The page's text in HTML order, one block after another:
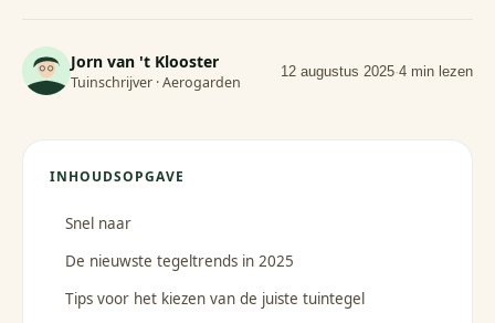
Jorn van 't Klooster
Tuinschrijver · Aerogarden
12 augustus 2025·4 min lezen
INHOUDSOPGAVE
Snel naar
De nieuwste tegeltrends in 2025
Tips voor het kiezen van de juiste tuintegel